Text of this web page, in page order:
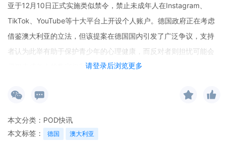
请登录后浏览更多
亚于12月10日正式实施类似禁令，禁止未成年人在Instagram、
TikTok、YouTube等十大平台上开设个人账户。德国政府正在考虑
借鉴澳大利亚的立法，但该提案在德国国内引发了广泛争议，支持
者认为此举有助于保护青少年的心理健康，而反对者则担忧可能会
侵犯未成年人的数字权利。
本文分类： POD快讯
本文标签：
德国 澳大利亚